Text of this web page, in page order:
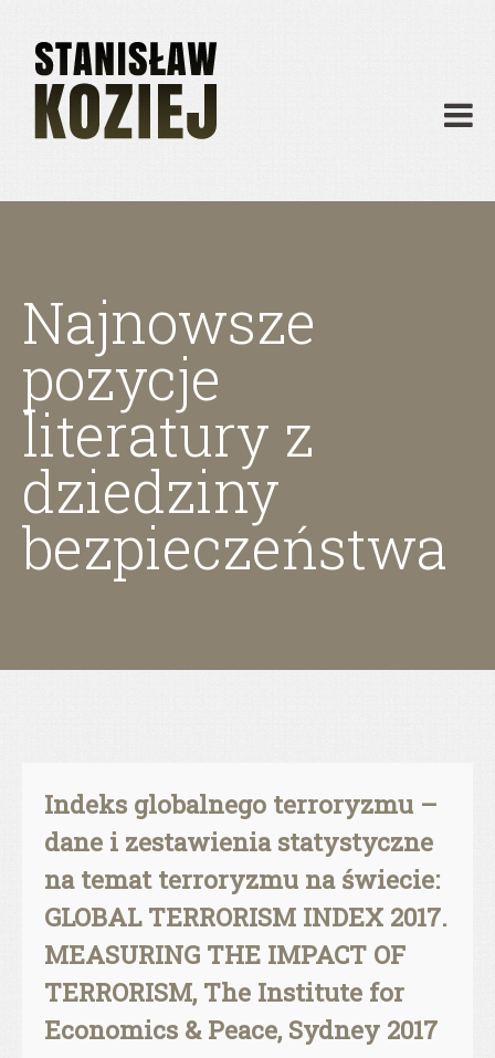
Publikacje
Działalność
Materiały dydaktyczne
Najnowsze
pozycje
literatury z
dziedziny
bezpieczeństwa
Indeks globalnego terroryzmu –
dane i zestawienia statystyczne
na temat terroryzmu na świecie:
GLOBAL TERRORISM INDEX 2017.
MEASURING THE IMPACT OF
TERRORISM, The Institute for
Economics & Peace, Sydney 2017